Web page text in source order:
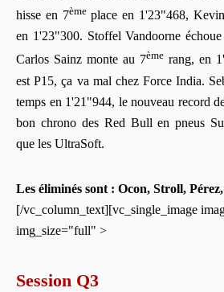
hisse en 7èmeplace en 1'23"468,
en 1'23"300. Stoffel Vandoorne
Carlos Sainz monte au 7ème rang, en
est P15, ça va mal chez Force India.
temps en 1'21"944, le nouveau record
bon chrono des Red Bull en pneus
que les UltraSoft.
Les éliminés sont : Ocon, Stroll,
[/vc_column_text][vc_single_image
img_size="full" >
Session Q3